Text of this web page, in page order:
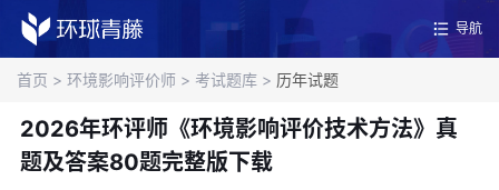
导航
首页 > 环境影响评价师 > 考试题库 > 历年试题
2026年环评师《环境影响评价技术方法》真
题及答案80题完整版下载